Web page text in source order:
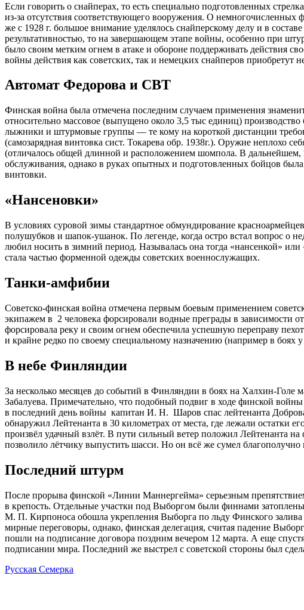
Если говорить о снайперах, то есть специально подготовленных
из-за отсутствия соответствующего вооружения. О
же с 1928 г. большое внимание уделялось снайперскому делу и в
результативностью, то на завершающем этапе войны, особенно при
было своим метким огнем в атаке и обороне поддерживать действия
войны действия как советских, так и немецких снайперов приобретут
Автомат Федорова и СВТ
Финская война была отмечена последним случаем применения
относительно массовое (выпущено около 3,5 тыс единиц)
лыжники и штурмовые группы — те кому на короткой дистанции
(самозарядная винтовка сист. Токарева обр. 1938г.). Оружие неплохо
(отличалось общей длинной и расположением шомпола. В дальнейшем,
обслуживания, однако в руках опытных и подготовленных бойцов
винтовки.
«Нансеновки»
В условиях суровой зимы стандартное обмундирование
полушубков и шапок-ушанок. По легенде, когда остро встал вопрос о
любил носить в зимний период. Называлась она тогда «нансенкой»
стала частью форменной одежды советских военнослужащих.
Танки-амфибии
Советско-финская война отмечена первым боевым применением
экипажем в 2 человека форсировали водные преграды в зависимости
форсировала реку и своим огнем обеспечила успешную переправу
и крайне редко по своему специальному назначению (например в боях
В небе Финляндии
За несколько месяцев до событий в Финляндии в боях на Халхин-Голе
Забалуева. Примечательно, что подобный подвиг в ходе финской
в последний день войны капитан И. Н. Шаров спас лейтенанта
обнаружил Лейтенанта в 30 километрах от места, где лежали остатки
произвёл удачный взлёт. В пути сильный ветер положил Лейтенанта
позволило лётчику выпустить шасси. Но он всё же сумел благополучно
Последний штурм
После прорыва финской «Линии Маннергейма» серьезным
в крепость. Отдельные участки под Выборгом были финнами
М. П. Кирпоноса обошла укрепления Выборга по льду Финского
мирные переговоры, однако, финская делегация, считая падение
пошли на подписание договора поздним вечером 12 марта. А еще
подписании мира. Последний же выстрел с советской стороны был
Русская Семерка